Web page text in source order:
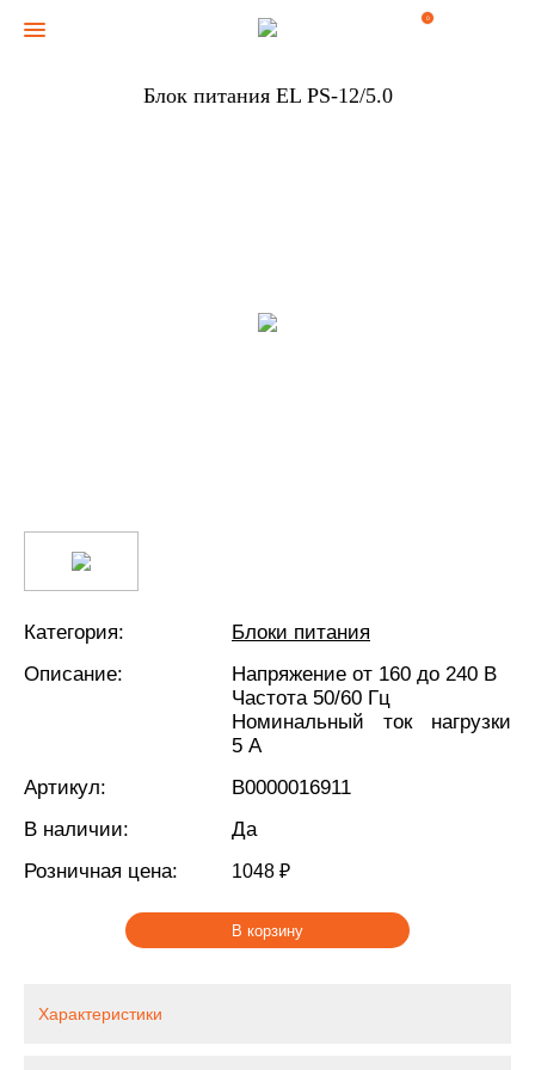
0
Блок питания EL PS-12/5.0
Категория:
Блоки питания
Описание:
Напряжение от 160 до 240 В
Частота 50/60 Гц
Номинальный ток нагрузки
5 A
Артикул:
В0000016911
В наличии:
Да
Розничная цена:
1048 ₽
В корзину
Характеристики